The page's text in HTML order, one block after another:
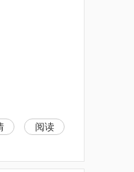
阅读